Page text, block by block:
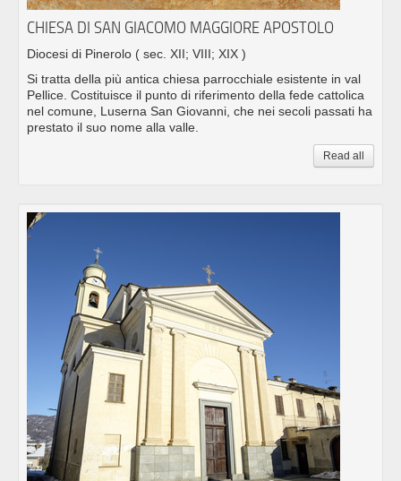
CHIESA DI SAN GIACOMO MAGGIORE APOSTOLO
Diocesi di Pinerolo ( sec. XII; VIII; XIX )
Si tratta della più antica chiesa parrocchiale esistente in val
Pellice. Costituisce il punto di riferimento della fede cattolica
nel comune, Luserna San Giovanni, che nei secoli passati ha
prestato il suo nome alla valle.
Read all